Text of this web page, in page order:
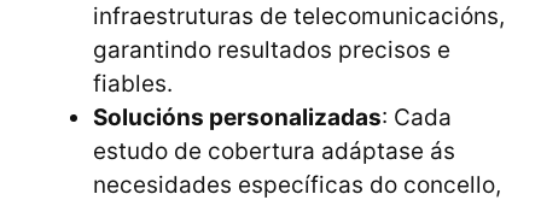
infraestruturas de telecomunicacións,
garantindo resultados precisos e
fiables.
Solucións personalizadas: Cada
estudo de cobertura adáptase ás
necesidades específicas do concello,